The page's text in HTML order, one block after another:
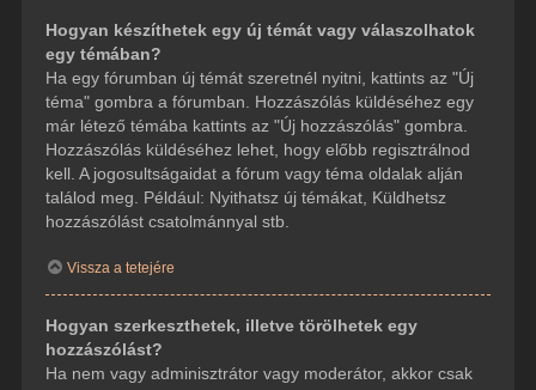
Hogyan készíthetek egy új témát vagy válaszolhatok
egy témában?
Ha egy fórumban új témát szeretnél nyitni, kattints az "Új
téma" gombra a fórumban. Hozzászólás küldéséhez egy
már létező témába kattints az "Új hozzászólás" gombra.
Hozzászólás küldéséhez lehet, hogy előbb regisztrálnod
kell. A jogosultságaidat a fórum vagy téma oldalak alján
találod meg. Például: Nyithatsz új témákat, Küldhetsz
hozzászólást csatolmánnyal stb.
Vissza a tetejére
Hogyan szerkeszthetek, illetve törölhetek egy
hozzászólást?
Ha nem vagy adminisztrátor vagy moderátor, akkor csak